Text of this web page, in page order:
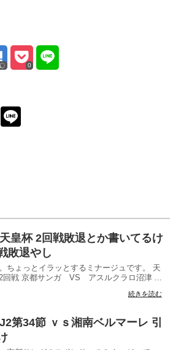
0
皇杯 2回戦敗退とか書いてるけ
敗退やし
ちょっとイラッとするミナージュです。 天
戦 京都サンガ VS アスルクラロ沼津 ...
続きを読む
第34節 ｖｓ湘南ベルマーレ 引